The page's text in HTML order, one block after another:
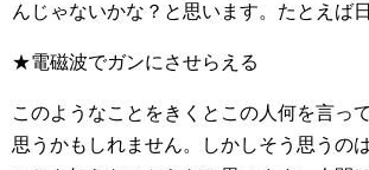
んじゃないかな？と思います。たとえば
★電磁波でガンにさせらえる
このようなことをきくとこの人何を言っ
思うかもしれません。しかしそう思うの